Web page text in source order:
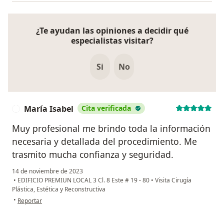
¿Te ayudan las opiniones a decidir qué
especialistas visitar?
Si No
María Isabel Cita verificada
Muy profesional me brindo toda la información
necesaria y detallada del procedimiento. Me
trasmito mucha confianza y seguridad.
14 de noviembre de 2023
• EDIFICIO PREMIUN LOCAL 3 Cl. 8 Este # 19 - 80 • Visita Cirugía
Plástica, Estética y Reconstructiva
• en opinión del usuario María Isabel
Reportar